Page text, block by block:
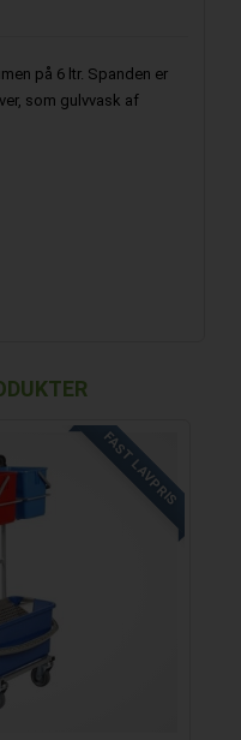
på 6 ltr. Spanden er
som gulvvask af
FAST LAVPRIS